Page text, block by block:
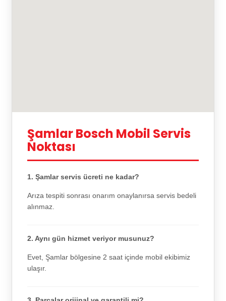
Şamlar Bosch Mobil Servis
Noktası
1. Şamlar servis ücreti ne kadar?
Arıza tespiti sonrası onarım onaylanırsa servis bedeli
alınmaz.
2. Aynı gün hizmet veriyor musunuz?
Evet, Şamlar bölgesine 2 saat içinde mobil ekibimiz
ulaşır.